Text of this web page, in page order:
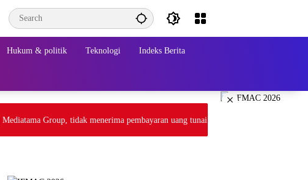
Hukum & politik Teknologi Indeks Berita
×
Group, tidak menerima pembayaran uang tunai. Transaksi melalui gateway